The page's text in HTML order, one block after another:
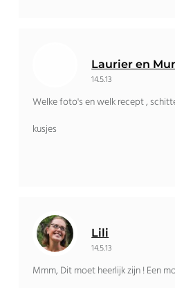
Laurier en
14.5.13
Welke foto's en welk recept ,
kusjes
Lili
14.5.13
Mmm, Dit moet heerlijk zijn ! Een